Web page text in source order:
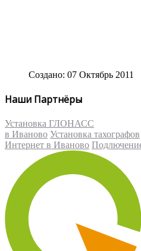
Создано: 07 Октябрь 2011
Наши Партнёры
Установка ГЛОНАСС
в Иваново Установка тахографов
Интернет в Иваново